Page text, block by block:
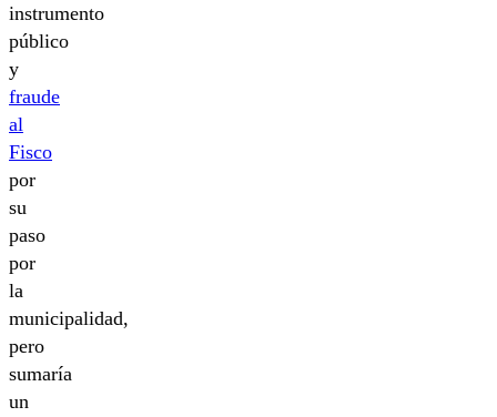
instrumento
público
y
fraude
al
Fisco
por
su
paso
por
la
municipalidad,
pero
sumaría
un